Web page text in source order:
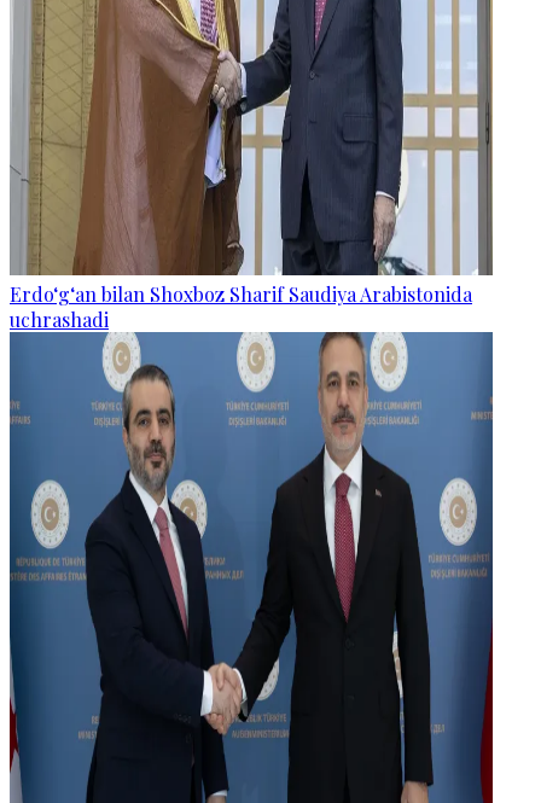
Erdo‘g‘an bilan Shoxboz Sharif Saudiya Arabistonida
uchrashadi